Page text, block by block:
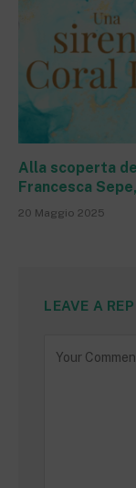
Alla scoperta
Francesca
20 Maggio 2025
LEAVE A